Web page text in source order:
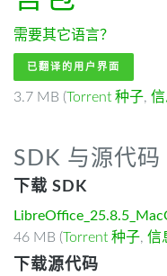
需要其它语言？
已翻译的用户界面
3.7 MB (Torrent 种子,
SDK 与源代码
下载 SDK
46 MB (Torrent 种子, 信
下载源代码